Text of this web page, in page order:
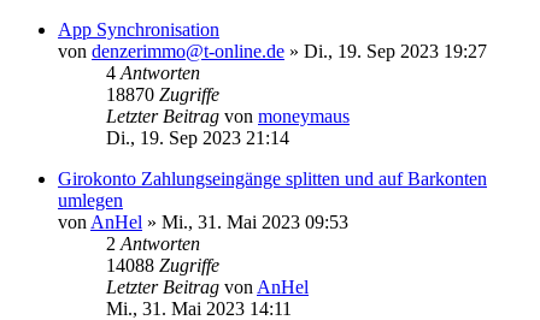
App Synchronisation
von denzerimmo@t-online.de » Di., 19. Sep 2023 19:27
4 Antworten
18870 Zugriffe
Letzter Beitrag von moneymaus
Di., 19. Sep 2023 21:14
Girokonto Zahlungseingänge splitten und auf Barkonten
umlegen
von AnHel » Mi., 31. Mai 2023 09:53
2 Antworten
14088 Zugriffe
Letzter Beitrag von AnHel
Mi., 31. Mai 2023 14:11